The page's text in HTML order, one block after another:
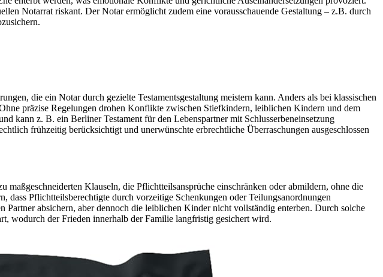
Notarrat riskant. Der Notar ermöglicht zudem eine vorausschauende Gestaltung – z.B. durch
die ein Notar durch gezielte Testamentsgestaltung meistern kann. Anders als bei klassischen
präzise Regelungen drohen Konflikte zwischen Stiefkindern, leiblichen Kindern und dem
kann z. B. ein Berliner Testament für den Lebenspartner mit Schlusserbeneinsetzung
frühzeitig berücksichtigt und unerwünschte erbrechtliche Überraschungen ausgeschlossen
Klauseln, die Pflichtteilsansprüche einschränken oder abmildern, ohne die
dass Pflichtteilsberechtigte durch vorzeitige Schenkungen oder Teilungsanordnungen
absichern, aber dennoch die leiblichen Kinder nicht vollständig enterben. Durch solche
wodurch der Frieden innerhalb der Familie langfristig gesichert wird.